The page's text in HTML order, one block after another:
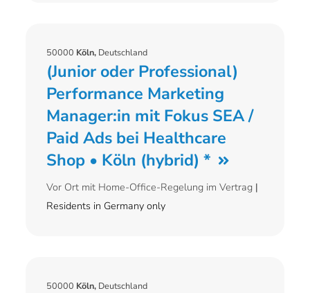
50000 Köln, Deutschland
(Junior oder Professional)
Performance Marketing
Manager:in mit Fokus SEA /
Paid Ads bei Healthcare
Shop • Köln (hybrid) *
Vor Ort mit Home-Office-Regelung im Vertrag |
Residents in Germany only
50000 Köln, Deutschland